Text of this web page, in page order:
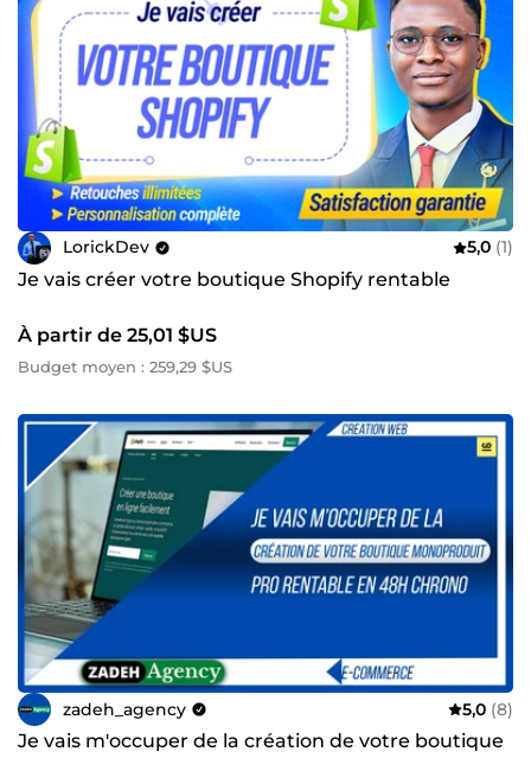
LorickDev 5,0 (1)
Je vais créer votre boutique Shopify rentable
À partir de 25,01 $US
Budget moyen : 259,29 $US
zadeh_agency 5,0 (8)
Je vais m'occuper de la création de votre boutique